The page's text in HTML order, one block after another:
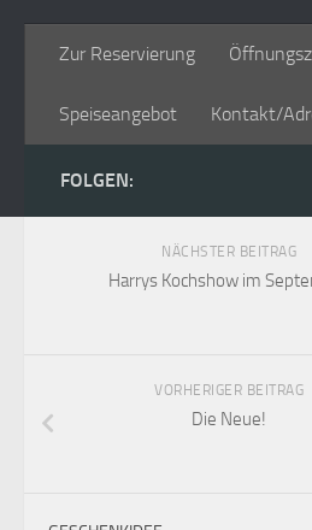
Zur Reservierung
Speiseangebot Kontakt/
FOLGEN:
NÄCHSTER BEITRAG
Harrys Kochshow im
VORHERIGER BEITRAG
Die Neue!